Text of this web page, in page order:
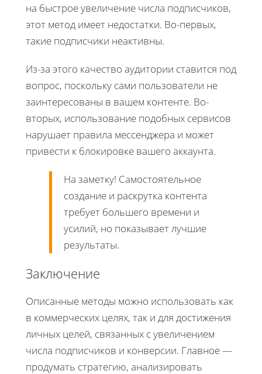
на быстрое увеличение числа подписчиков,
этот метод имеет недостатки. Во-первых,
такие подписчики неактивны.
Из-за этого качество аудитории ставится под
вопрос, поскольку сами пользователи не
заинтересованы в вашем контенте. Во-
вторых, использование подобных сервисов
нарушает правила мессенджера и может
привести к блокировке вашего аккаунта.
На заметку! Самостоятельное
создание и раскрутка контента
требует большего времени и
усилий, но показывает лучшие
результаты.
Заключение
Описанные методы можно использовать как
в коммерческих целях, так и для достижения
личных целей, связанных с увеличением
числа подписчиков и конверсии. Главное —
продумать стратегию, анализировать